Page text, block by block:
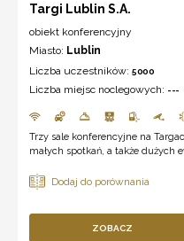
Targi Lublin S.A.
obiekt konferencyjny
Miasto: Lublin
Liczba uczestników: 5000
Liczba miejsc noclegowych: ---
Trzy sale konferencyjne na
małych spotkań, a także dużych
ZOBACZ